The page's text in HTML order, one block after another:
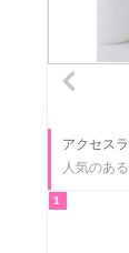
アクセス
人気のあ
1